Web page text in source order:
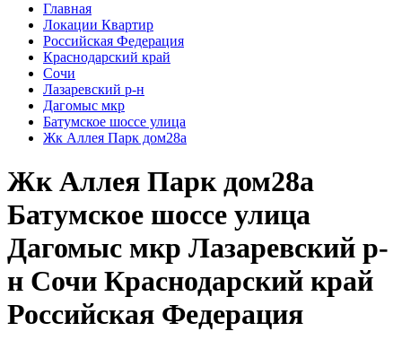
Главная
Локации Квартир
Российская Федерация
Краснодарский край
Сочи
Лазаревский р-н
Дагомыс мкр
Батумское шоссе улица
Жк Аллея Парк дом28а
Жк Аллея Парк дом28а
Батумское шоссе улица
Дагомыс мкр Лазаревский р-
н Сочи Краснодарский край
Российская Федерация